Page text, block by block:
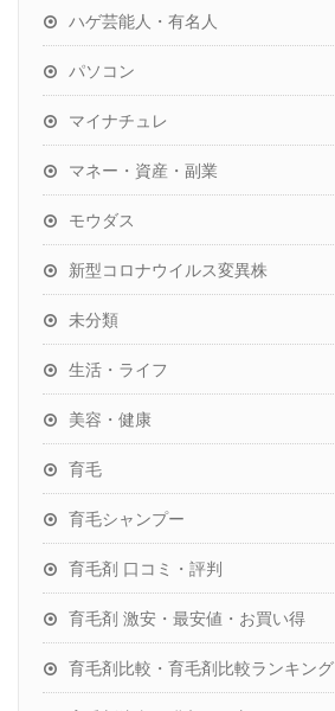
ハゲ芸能人・有名人
パソコン
マイナチュレ
マネー・資産・副業
モウダス
新型コロナウイルス変異株
未分類
生活・ライフ
美容・健康
育毛
育毛シャンプー
育毛剤 口コミ・評判
育毛剤 激安・最安値・お買い得
育毛剤比較・育毛剤比較ランキング